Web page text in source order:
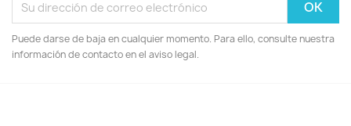
Puede darse de baja en cualquier momento. Para ello, consulte nuestra
información de contacto en el aviso legal.